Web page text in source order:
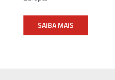
SAIBA MAIS